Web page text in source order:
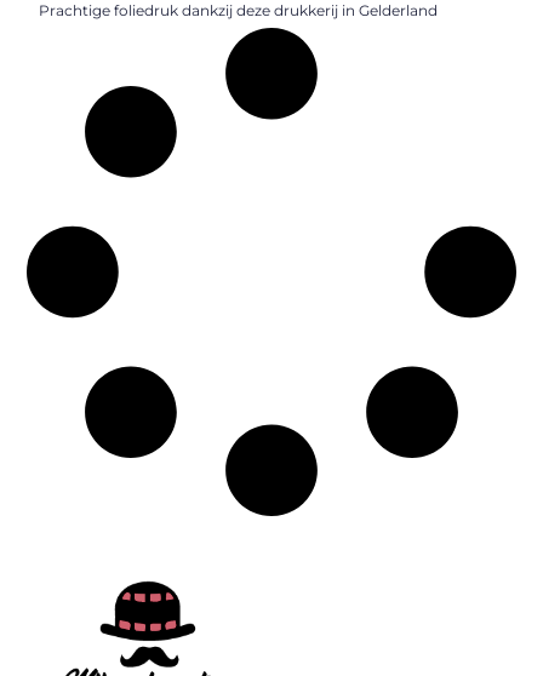
Prachtige foliedruk dankzij deze drukkerij in Gelderland